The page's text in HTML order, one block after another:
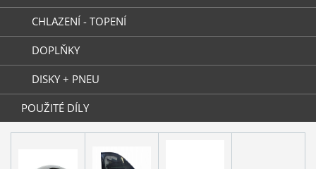
CHLAZENÍ - TOPENÍ
DOPLŇKY
DISKY + PNEU
POUŽITÉ DÍLY